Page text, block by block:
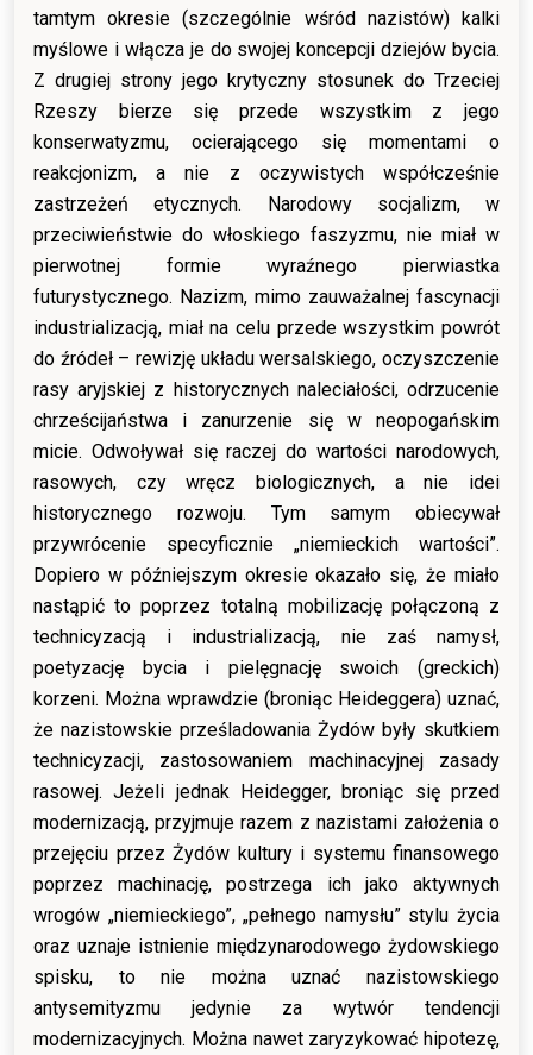
tamtym okresie (szczególnie wśród nazistów) kalki
myślowe i włącza je do swojej koncepcji dziejów bycia.
Z drugiej strony jego krytyczny stosunek do Trzeciej
Rzeszy bierze się przede wszystkim z jego
konserwatyzmu, ocierającego się momentami o
reakcjonizm, a nie z oczywistych współcześnie
zastrzeżeń etycznych. Narodowy socjalizm, w
przeciwieństwie do włoskiego faszyzmu, nie miał w
pierwotnej formie wyraźnego pierwiastka
futurystycznego. Nazizm, mimo zauważalnej fascynacji
industrializacją, miał na celu przede wszystkim powrót
do źródeł – rewizję układu wersalskiego, oczyszczenie
rasy aryjskiej z historycznych naleciałości, odrzucenie
chrześcijaństwa i zanurzenie się w neopogańskim
micie. Odwoływał się raczej do wartości narodowych,
rasowych, czy wręcz biologicznych, a nie idei
historycznego rozwoju. Tym samym obiecywał
przywrócenie specyficznie „niemieckich wartości”.
Dopiero w późniejszym okresie okazało się, że miało
nastąpić to poprzez totalną mobilizację połączoną z
technicyzacją i industrializacją, nie zaś namysł,
poetyzację bycia i pielęgnację swoich (greckich)
korzeni. Można wprawdzie (broniąc Heideggera) uznać,
że nazistowskie prześladowania Żydów były skutkiem
technicyzacji, zastosowaniem machinacyjnej zasady
rasowej. Jeżeli jednak Heidegger, broniąc się przed
modernizacją, przyjmuje razem z nazistami założenia o
przejęciu przez Żydów kultury i systemu finansowego
poprzez machinację, postrzega ich jako aktywnych
wrogów „niemieckiego”, „pełnego namysłu” stylu życia
oraz uznaje istnienie międzynarodowego żydowskiego
spisku, to nie można uznać nazistowskiego
antysemityzmu jedynie za wytwór tendencji
modernizacyjnych. Można nawet zaryzykować hipotezę,